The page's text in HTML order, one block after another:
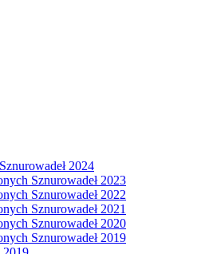
2024
Sznurowadeł 2023
Sznurowadeł 2022
Sznurowadeł 2021
Sznurowadeł 2020
Sznurowadeł 2019